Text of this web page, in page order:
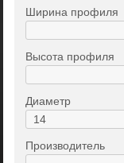
Ширина профиля
Высота профиля
Диаметр
Производитель